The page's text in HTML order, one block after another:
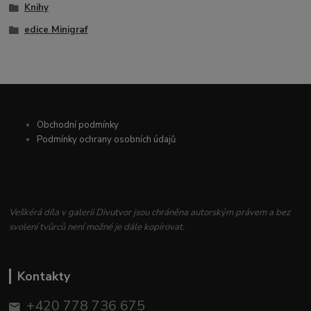
Knihy
edice Minigraf
Obchodní podmínky
Podmínky ochrany osobních údajů
Veškérá díla v galerii Divutvor jsou chráněna autorským právem a bez
svolení tvůrců není možné je dále kopírovat.
Kontakty
+420 778 736 675